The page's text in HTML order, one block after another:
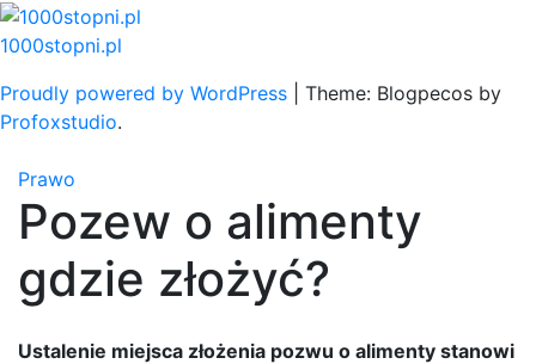
Skip
to
1000stopni.pl
Proudly powered by WordPress
Theme: Blogpecos by
Profoxstudio.
Prawo
Pozew o alimenty
gdzie złożyć?
Ustalenie miejsca złożenia pozwu o alimenty stanowi